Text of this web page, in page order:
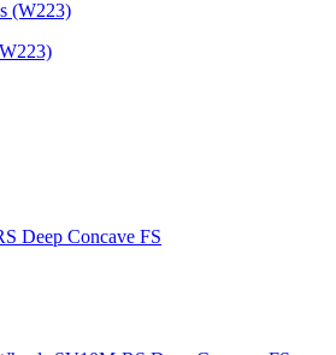
Deep Concave FS